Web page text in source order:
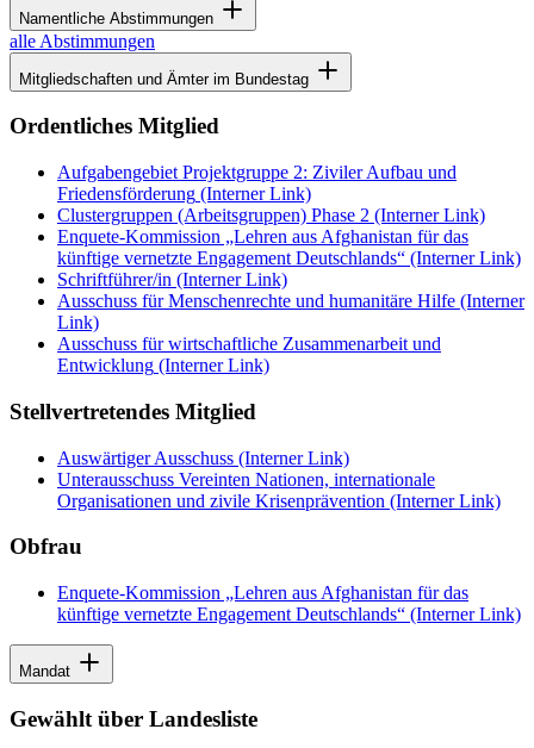
Namentliche Abstimmungen
alle Abstimmungen
Mitgliedschaften und Ämter im Bundestag
Ordentliches Mitglied
Aufgabengebiet Projektgruppe 2: Ziviler Aufbau und
Friedensförderung (Interner Link)
Clustergruppen (Arbeitsgruppen) Phase 2 (Interner Link)
Enquete-Kommission „Lehren aus Afghanistan für das
künftige vernetzte Engagement Deutschlands“ (Interner Link)
Schriftführer/in (Interner Link)
Ausschuss für Menschenrechte und humanitäre Hilfe (Interner
Link)
Ausschuss für wirtschaftliche Zusammenarbeit und
Entwicklung (Interner Link)
Stellvertretendes Mitglied
Auswärtiger Ausschuss (Interner Link)
Unterausschuss Vereinten Nationen, internationale
Organisationen und zivile Krisenprävention (Interner Link)
Obfrau
Enquete-Kommission „Lehren aus Afghanistan für das
künftige vernetzte Engagement Deutschlands“ (Interner Link)
Mandat
Gewählt über Landesliste